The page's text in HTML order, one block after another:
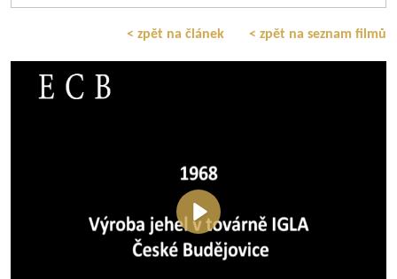
< zpět na článek < zpět na seznam filmů
Přehrát